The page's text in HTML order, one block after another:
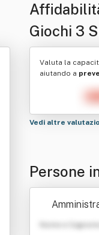
Giochi 3
Valuta la
aiutando a
Vedi altre
Persone
Nome e Cognome